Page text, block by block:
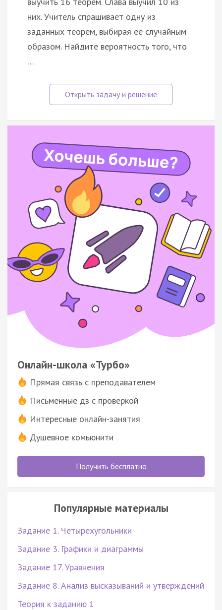
них. Учитель спрашивает одну из
заданных теорем, выбирая её случайным
образом. Найдите вероятность того, что
…
Онлайн-школа «Турбо»
Прямая связь с преподавателем
Письменные дз с проверкой
Интересные онлайн-занятия
Душевное комьюнити
Получить бесплатно
Популярные материалы
Задание 1. Четырехугольники
Задание 3. Графики и диаграммы
Задание 17. Уравнения
Задание 8. Анализ высказываний и утверждений
Теория к заданию 1